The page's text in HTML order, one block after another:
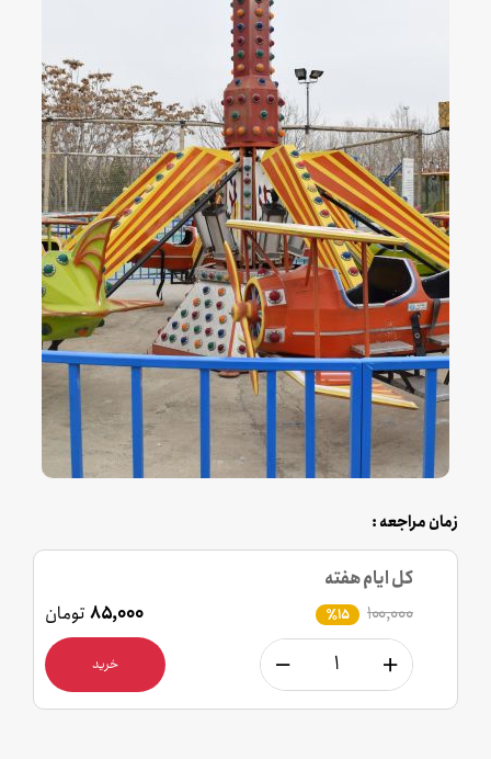
زمان مراجعه :
کل ایام هفته
۱۰۰,۰۰۰
٪15 ۸۵,۰۰۰ تومان
خرید